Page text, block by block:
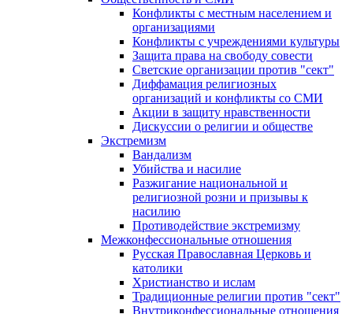
Конфликты с местным населением и
организациями
Конфликты с учреждениями культуры
Защита права на свободу совести
Светские организации против "сект"
Диффамация религиозных
организаций и конфликты со СМИ
Акции в защиту нравственности
Дискуссии о религии и обществе
Экстремизм
Вандализм
Убийства и насилие
Разжигание национальной и
религиозной розни и призывы к
насилию
Противодействие экстремизму
Межконфессиональные отношения
Русская Православная Церковь и
католики
Христианство и ислам
Традиционные религии против "сект"
Внутриконфессиональные отношения